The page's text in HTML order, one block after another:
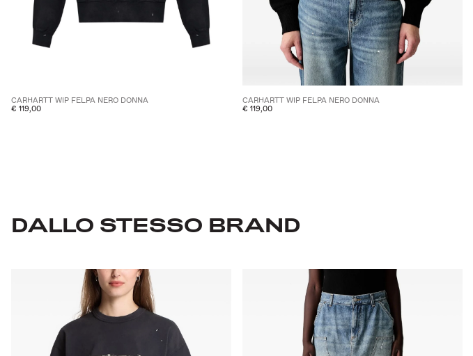
CARHARTT WIP FELPA NERO DONNA
€ 119,00
CARHARTT WIP FELPA NERO DONNA
€ 119,00
DALLO STESSO BRAND